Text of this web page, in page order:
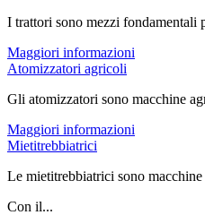
I trattori sono mezzi fondamentali
Maggiori informazioni
Atomizzatori agricoli
Gli atomizzatori sono macchine
Maggiori informazioni
Mietitrebbiatrici
Le mietitrebbiatrici sono
Con il...